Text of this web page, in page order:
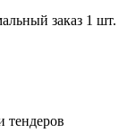
заказ 1 шт.
тендеров